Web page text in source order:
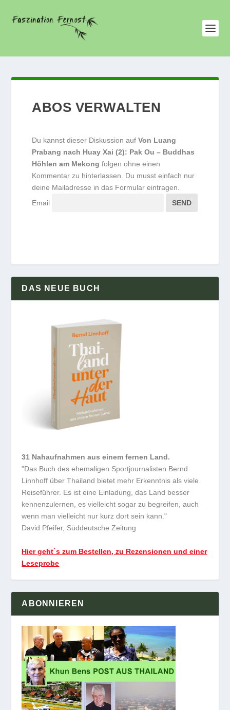
ABOS VERWALTEN
Du kannst dieser Diskussion aufVon Luang
Prabang nach Huay Xai (2): Pak Ou – Buddhas
Höhlen am Mekong folgen ohne einen
Kommentar zu hinterlassen. Du musst einfach nur
deine Mailadresse in das Formular eintragen.
Email
DAS NEUE BUCH
31 Nahaufnahmen aus einem fernen Land.
"Das Buch des ehemaligen Sportjournalisten Bernd
Linnhoff über Thailand bietet mehr Erkenntnis als viele
Reiseführer. Es ist eine Einladung, das Land besser
kennenzulernen, es vielleicht sogar zu begreifen, auch
wenn man vielleicht nur kurz dort sein kann."
David Pfeifer, Süddeutsche Zeitung
Hier geht`s zum Bestellen, zu Rezensionen und einer
Leseprobe
ABONNIEREN